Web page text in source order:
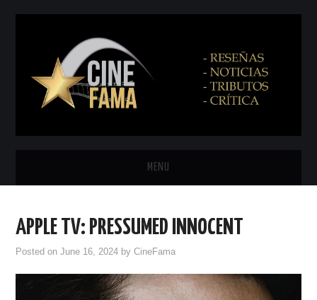
MENU
EN CINES
APPLE TV: PRESSUMED INNOCENT
Posted onJune 16, 2024 byCineFama